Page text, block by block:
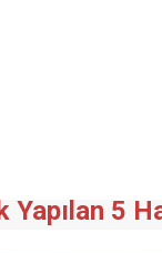
Yapılan 5